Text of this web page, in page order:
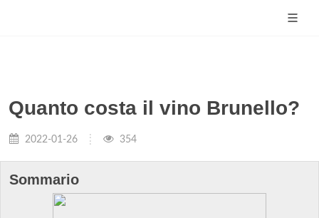
Quanto costa il vino Brunello?
2022-01-26 354
Sommario